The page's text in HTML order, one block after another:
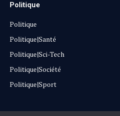
Politique
Politique
Politique|Santé
Politique|Sci-Tech
Politique|Société
Politique|Sport